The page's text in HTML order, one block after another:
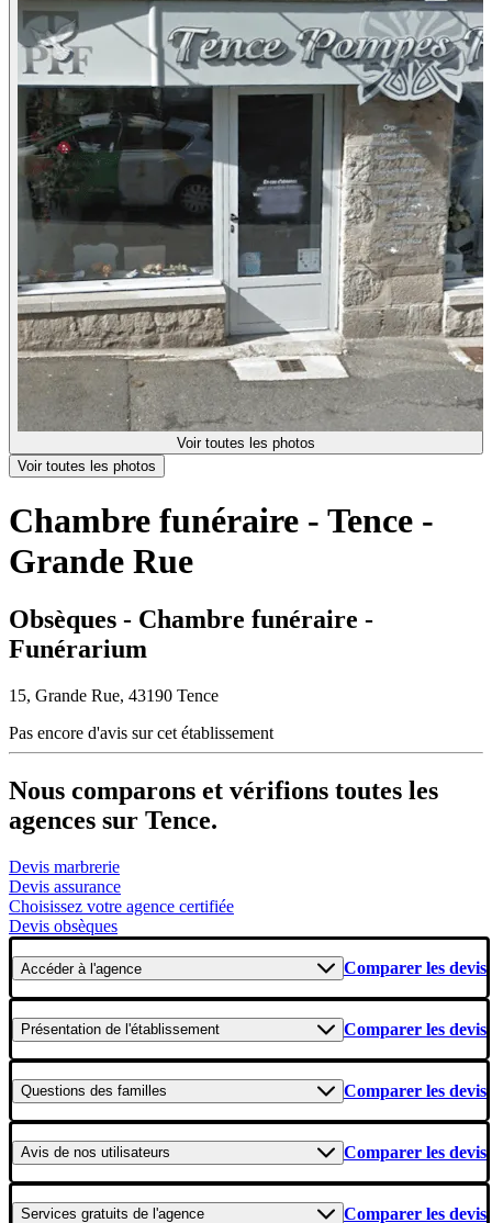
Voir toutes les photos
Voir toutes les photos
Chambre funéraire - Tence -
Grande Rue
Obsèques - Chambre funéraire -
Funérarium
15, Grande Rue, 43190 Tence
Pas encore d'avis sur cet établissement
Nous comparons et vérifions toutes les
agences sur Tence.
Devis marbrerie
Devis assurance
Choisissez votre agence certifiée
Devis obsèques
Accéderà l'agence Comparer les devis
Présentation de l'établissement Comparer les devis
Questions des familles Comparer les devis
Avis de nos utilisateurs Comparer les devis
Services gratuits de l'agence Comparer les devis